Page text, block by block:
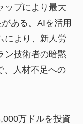
ップにより最大
ある。AIを活用
により、新人労
ン技術者の暗黙
、人材不足への
万ドルを投資